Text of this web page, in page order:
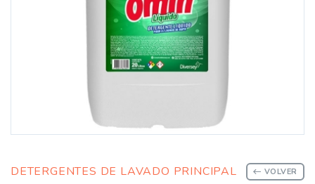
DETERGENTES DE LAVADO PRINCIPAL VOLVER